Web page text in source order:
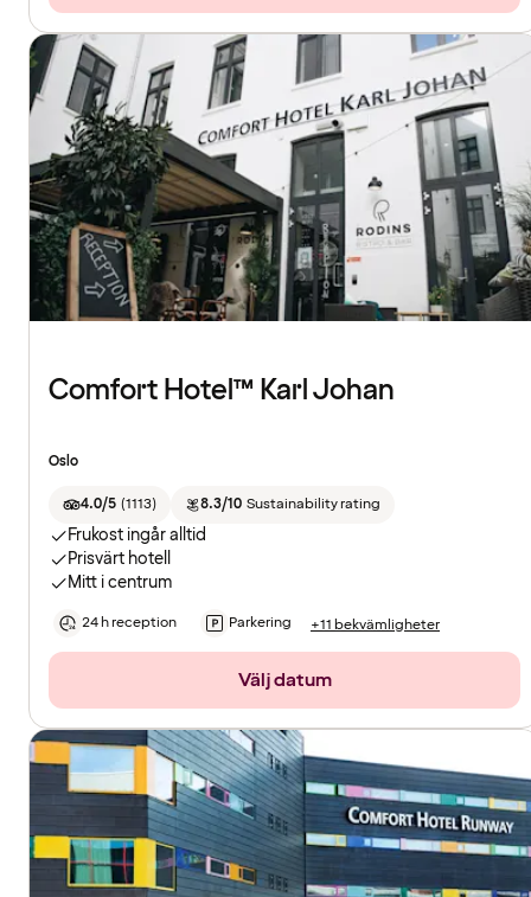
Comfort Hotel™ Karl Johan
Oslo
4.0/5 (1113) 8.3/10 Sustainability rating
Frukost ingår alltid
Prisvärt hotell
Mitt i centrum
24 h reception Parkering +11 bekvämligheter
Välj datum